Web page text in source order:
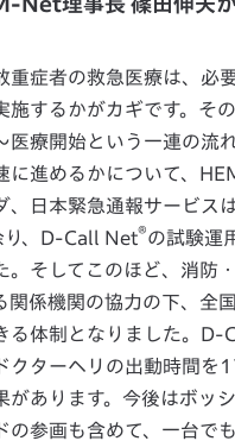
重症者の救急医療は、必
施するかがカギです。そ
医療開始という一連の流
に進めるかについて、
、日本緊急通報サービス
り、D-Call Net®の試験運
。そしてこのほど、消防
関係機関の協力の下、全
る体制となりました。D-
クターヘリの出動時間を
があります。今後はボッ
の参画も含めて、一台で